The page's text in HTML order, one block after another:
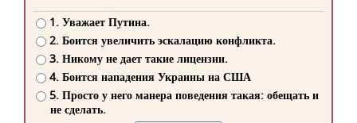
1. Уважает Путина.
2. Боится увеличить эскалацию конфликта.
3. Никому не дает такие лицензии.
4. Боится нападения Украины на США
5. Просто у него манера поведения такая: обещать и
не сделать.